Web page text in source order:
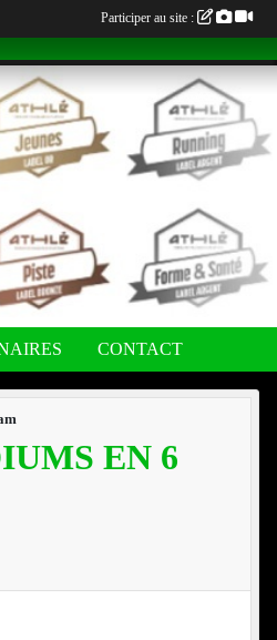
CONTACT
EN 6
Participer au site :